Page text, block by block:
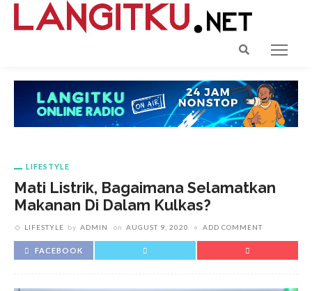
LIFESTYLE
Mati Listrik, Bagaimana Selamatkan
Makanan Di Dalam Kulkas?
LIFESTYLE by ADMIN on AUGUST 9, 2020 ADD COMMENT
FACEBOOK